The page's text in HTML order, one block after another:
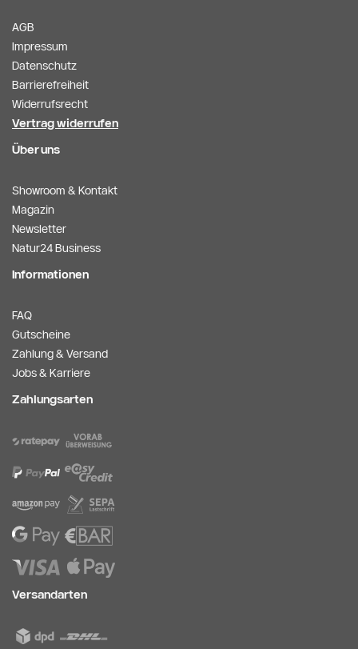
AGB
Impressum
Datenschutz
Barrierefreiheit
Widerrufsrecht
Vertrag widerrufen
Über uns
Showroom & Kontakt
Magazin
Newsletter
Natur24 Business
Informationen
FAQ
Gutscheine
Zahlung & Versand
Jobs & Karriere
Zahlungsarten
Versandarten